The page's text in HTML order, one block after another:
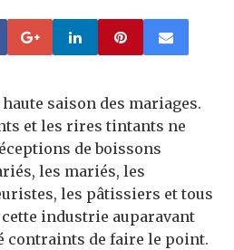
saison des mariages.
et les rires tintants ne
de boissons
les mariés, les
les pâtissiers et tous
industrie auparavant
contraints de faire le point.